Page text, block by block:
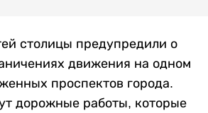
столицы предупредили о
движения на одном
проспектов города.
дорожные работы, которые